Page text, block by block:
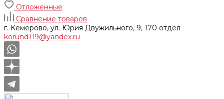
Отложенные
Сравнение товаров
г. Кемерово, ул. Юрия Двужильного, 9, 170 отдел
korund119@yandex.ru